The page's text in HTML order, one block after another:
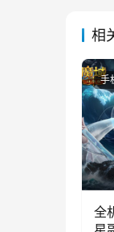
相
手
全